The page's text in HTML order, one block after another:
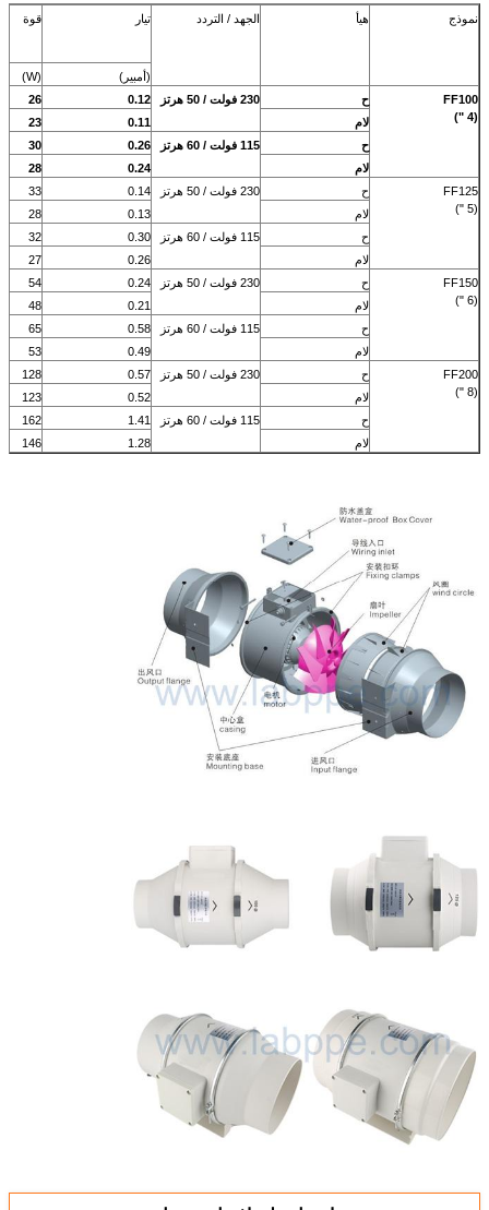
نموذج هيأ الجهد / التردد تيار قوة
(أمبير)
(W)
FF100
(4 ")
ح 230 فولت / 50 هرتز 0.12
26
لام
0.11
23
ح
115 فولت / 60 هرتز 0.26
30
لام
0.24
28
FF125
(5 ")
ح 230 فولت / 50 هرتز 0.14
33
لام
0.13
28
ح
115 فولت / 60 هرتز 0.30
32
لام
0.26
27
FF150
(6 ")
ح 230 فولت / 50 هرتز 0.24
54
لام
0.21
48
ح
115 فولت / 60 هرتز 0.58
65
لام
0.49
53
FF200
(8 ")
ح 230 فولت / 50 هرتز 0.57
128
لام
0.52
123
ح
115 فولت / 60 هرتز 1.41
162
لام
1.28
146